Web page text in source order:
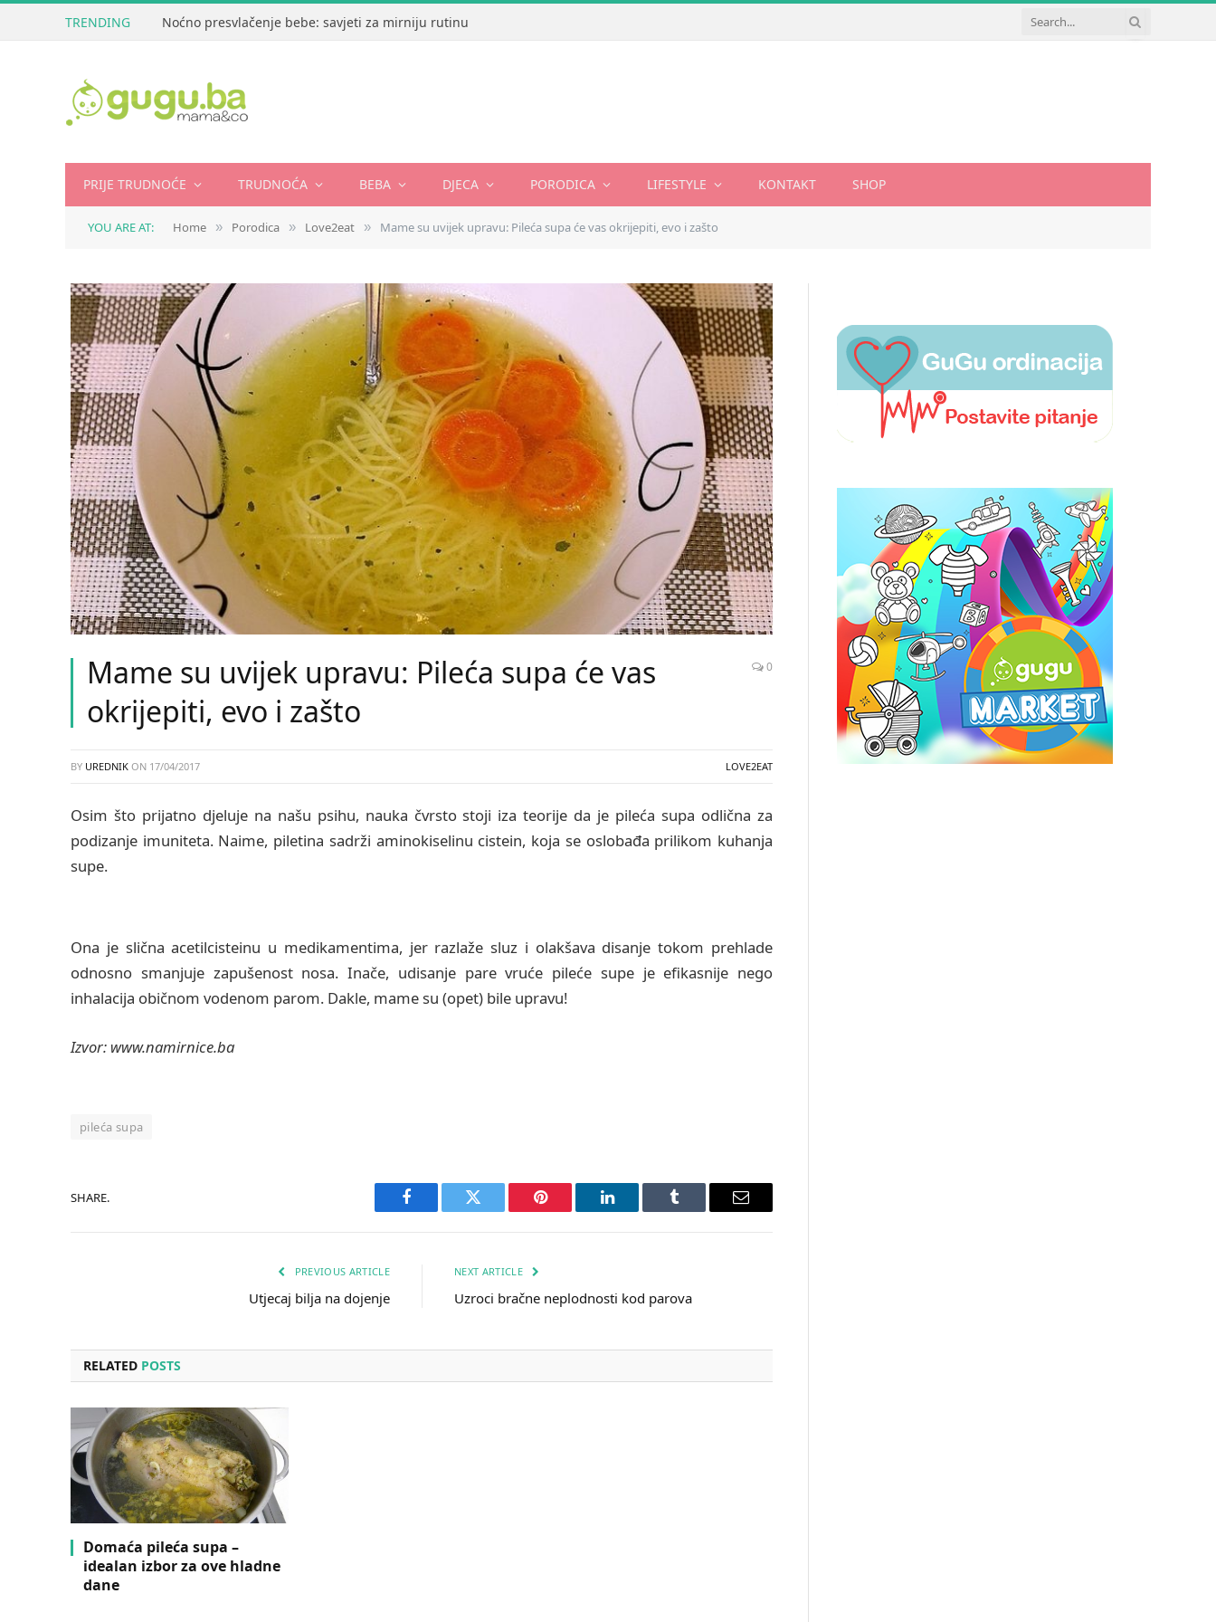
TRENDING Noćno presvlačenje bebe: savjeti za mirniju rutinu
PRIJE TRUDNOĆE TRUDNOĆA BEBA DJECA PORODICA LIFESTYLE KONTAKT SHOP
YOU ARE AT: Home » Porodica » Love2eat » Mame su uvijek upravu: Pileća supa će vas okrijepiti, evo i zašto
Mame su uvijek upravu: Pileća supa će vas
okrijepiti, evo i zašto
0
BY UREDNIK ON 17/04/2017 LOVE2EAT
Osim što prijatno djeluje na našu psihu, nauka čvrsto stoji iza teorije da je pileća supa odlična za
podizanje imuniteta. Naime, piletina sadrži aminokiselinu cistein, koja se oslobađa prilikom kuhanja
supe.
Ona je slična acetilcisteinu u medikamentima, jer razlaže sluz i olakšava disanje tokom prehlade
odnosno smanjuje zapušenost nosa. Inače, udisanje pare vruće pileće supe je efikasnije nego
inhalacija običnom vodenom parom. Dakle, mame su (opet) bile upravu!
Izvor: www.namirnice.ba
pileća supa
SHARE.
Facebook Twitter Pinterest LinkedIn Tumblr Email
PREVIOUS ARTICLE
Utjecaj bilja na dojenje
NEXT ARTICLE
Uzroci bračne neplodnosti kod parova
RELATED POSTS
Domaća pileća supa –
idealan izbor za ove hladne
dane